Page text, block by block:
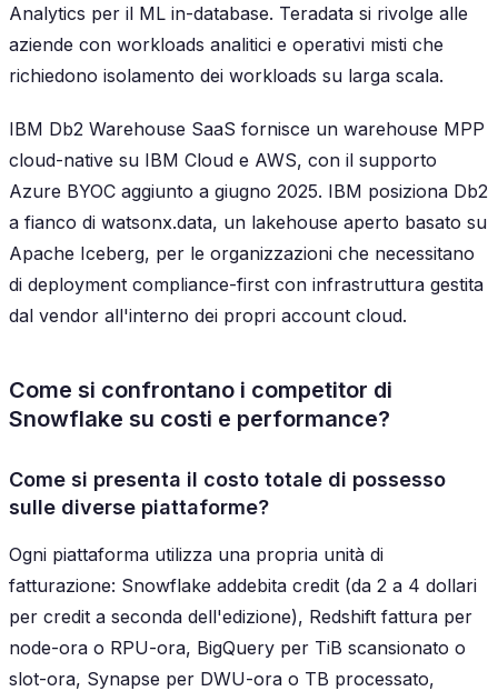
Analytics per il ML in-database. Teradata si rivolge alle
aziende con workloads analitici e operativi misti che
richiedono isolamento dei workloads su larga scala.
IBM Db2 Warehouse SaaS fornisce un warehouse MPP
cloud-native su IBM Cloud e AWS, con il supporto
Azure BYOC aggiunto a giugno 2025. IBM posiziona Db2
a fianco di watsonx.data, un lakehouse aperto basato su
Apache Iceberg, per le organizzazioni che necessitano
di deployment compliance-first con infrastruttura gestita
dal vendor all'interno dei propri account cloud.
Come si confrontano i competitor di
Snowflake su costi e performance?
Come si presenta il costo totale di possesso
sulle diverse piattaforme?
Ogni piattaforma utilizza una propria unità di
fatturazione: Snowflake addebita credit (da 2 a 4 dollari
per credit a seconda dell'edizione), Redshift fattura per
node-ora o RPU-ora, BigQuery per TiB scansionato o
slot-ora, Synapse per DWU-ora o TB processato,